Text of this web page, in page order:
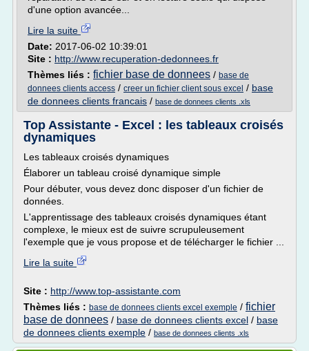
d'une option avancée...
Lire la suite
Date: 2017-06-02 10:39:01
Site : http://www.recuperation-dedonnees.fr
Thèmes liés : fichier base de donnees / base de
donnees clients access / creer un fichier client sous excel / base
de donnees clients francais / base de donnees clients .xls
Top Assistante - Excel : les tableaux croisés
dynamiques
Les tableaux croisés dynamiques
Élaborer un tableau croisé dynamique simple
Pour débuter, vous devez donc disposer d'un fichier de
données.
L'apprentissage des tableaux croisés dynamiques étant
complexe, le mieux est de suivre scrupuleusement
l'exemple que je vous propose et de télécharger le fichier ...
Lire la suite
Site : http://www.top-assistante.com
Thèmes liés : base de donnees clients excel exemple / fichier
base de donnees / base de donnees clients excel / base
de donnees clients exemple / base de donnees clients .xls